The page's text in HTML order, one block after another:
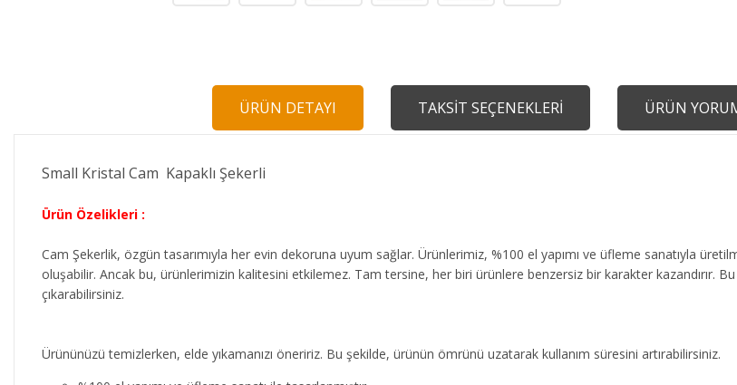
ÜRÜN DETAYI TAKSİT SEÇENEKLERİ ÜRÜN
Small Kristal Cam Kapaklı Şekerli
Ürün Özelikleri :
Cam Şekerlik, özgün tasarımıyla her evin dekoruna uyum sağlar. Ürünlerimiz, %100 el yapımı ve üfleme sanatıyla
oluşabilir. Ancak bu, ürünlerimizin kalitesini etkilemez. Tam tersine, her biri ürünlere benzersiz bir karakter kazandırır.
çıkarabilirsiniz.
Ürününüzü temizlerken, elde yıkamanızı öneririz. Bu şekilde, ürünün ömrünü uzatarak kullanım süresini artırabilirsiniz.